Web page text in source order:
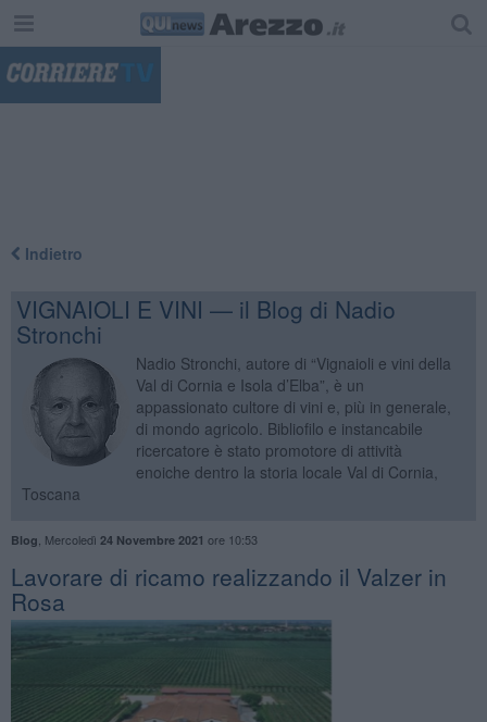
Indietro
VIGNAIOLI E VINI — il Blog di Nadio
Stronchi
Nadio Stronchi, autore di “Vignaioli e vini della
Val di Cornia e Isola d’Elba”, è un
appassionato cultore di vini e, più in generale,
di mondo agricolo. Bibliofilo e instancabile
ricercatore è stato promotore di attività
enoiche dentro la storia locale Val di Cornia,
Toscana
Blog Mercoledì 24 Novembre 2021 ore 10:53
Lavorare di ricamo realizzando il Valzer in
Rosa